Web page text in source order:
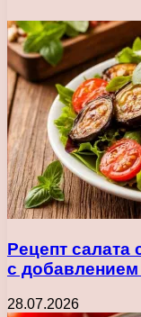
Рецепт
с добавлением
28.07.2026